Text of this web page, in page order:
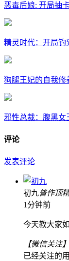
恶毒后娘: 开局抽
精灵时代：开局钓
狗腿王妃的自我修
邪性总裁：腹黑女
评论
发表评论
初九普作顶
1分钟前
今天教大家
【微信关注】
已经关注的